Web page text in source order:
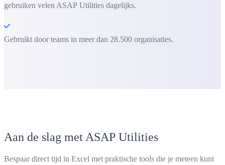
gebruiken velen ASAP Utilities dagelijks.
Gebruikt door teams in meer dan 28.500 organisaties.
Aan de slag met ASAP Utilities
Bespaar direct tijd in Excel met praktische tools die je meteen kunt